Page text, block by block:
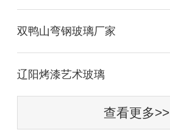
双鸭山弯钢玻璃厂家
辽阳烤漆艺术玻璃
查看更多>>